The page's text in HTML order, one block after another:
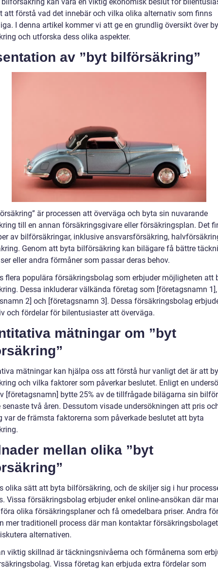
kan vara en viktig ekonomisk beslut för
att förstå vad det innebär och vilka olika alternativ som finns
I denna artikel kommer vi att ge en grundlig översikt över
och utforska dess olika aspekter.
av ”byt bilförsäkring”
är processen att överväga och byta sin nuvarande
till en annan försäkringsgivare eller försäkringsplan. Det
av bilförsäkringar, inklusive ansvarsförsäkring,
Genom att byta bilförsäkring kan bilägare få bättre
eller andra förmåner som passar deras behov.
flera populära försäkringsbolag som erbjuder möjligheten att
Dessa inkluderar välkända företag som [företagsnamn 1],
2] och [företagsnamn 3]. Dessa försäkringsbolag
och fördelar för bilentusiaster att överväga.
mätningar om ”byt
mätningar kan hjälpa oss att förstå hur vanligt det är att
och vilka faktorer som påverkar beslutet. Enligt en
[företagsnamn] bytte 25% av de tillfrågade bilägarna sin
senaste två åren. Dessutom visade undersökningen att pris
var de främsta faktorerna som påverkade beslutet att byta
mellan olika ”byt
olika sätt att byta bilförsäkring, och de skiljer sig i hur
Vissa försäkringsbolag erbjuder enkel online-ansökan där
olika försäkringsplaner och få omedelbara priser. Andra
mer traditionell process där man kontaktar
alternativen.
viktig skillnad är täckningsnivåerna och förmånerna som
Vissa företag kan erbjuda extra fördelar som